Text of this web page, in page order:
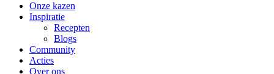
Onze kazen
Inspiratie
Recepten
Blogs
Community
Acties
Over ons